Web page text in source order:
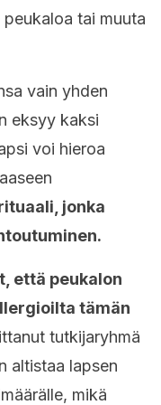
tai muuta
vain yhden
eksyy kaksi
voi hieroa
jonka
että peukalon
tämän
tutki­ja­ryhmä
altistaa lapsen
mikä